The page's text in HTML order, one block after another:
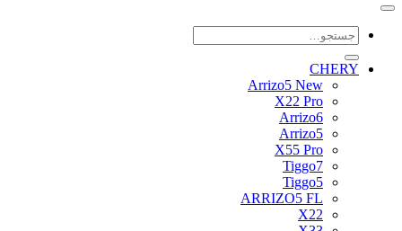
جستجو
CHERY
Arrizo5 New
X22 Pro
Arrizo6
Arrizo5
X55 Pro
Tiggo7
Tiggo5
ARRIZO5 FL
X22